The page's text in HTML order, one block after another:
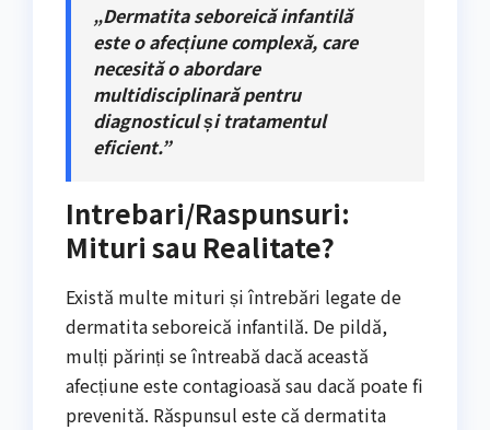
„Dermatita seboreică infantilă
este o afecțiune complexă, care
necesită o abordare
multidisciplinară pentru
diagnosticul și tratamentul
eficient.”
Intrebari/Raspunsuri:
Mituri sau Realitate?
Există multe mituri și întrebări legate de
dermatita seboreică infantilă. De pildă,
mulți părinți se întreabă dacă această
afecțiune este contagioasă sau dacă poate fi
prevenită. Răspunsul este că dermatita